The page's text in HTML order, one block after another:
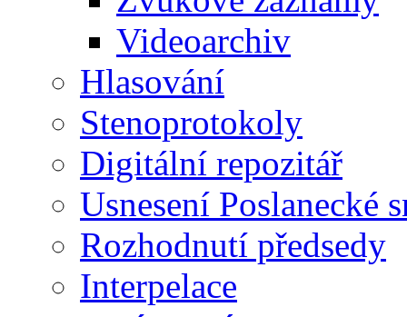
Videoarchiv
Hlasování
Stenoprotokoly
Digitální repozitář
Usnesení Poslanecké
Rozhodnutí předsedy
Interpelace